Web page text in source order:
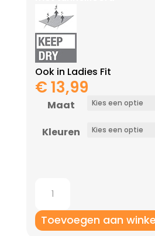
Ook in Ladies Fit
€13,99
Maat
Kleuren
Short
Manchester
2.0
Toevoegen aan